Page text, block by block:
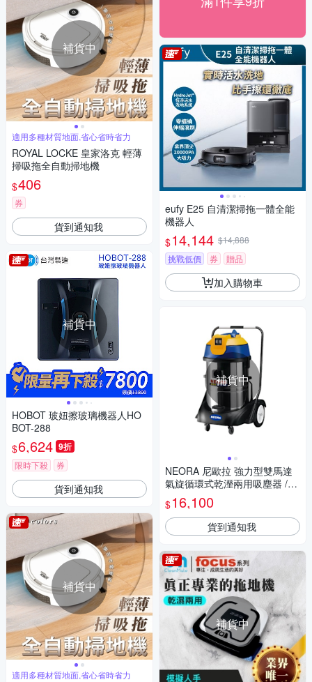
補貨中
適用多種材質地面,省心省時省力
ROYAL LOCKE 皇家洛克 輕薄
掃吸拖全自動掃地機
$406
券
貨到通知我
補貨中
HOBOT 玻妞擦玻璃機器人HO
BOT-288
$6,624 9折
限時下殺 券
貨到通知我
補貨中
適用多種材質地面,省心省時省力
eufy E25 自清潔掃拖一體全能
機器人
$14,144 $14,888
挑戰低價
券 贈品
加入購物車
補貨中
NEORA 尼歐拉 強力型雙馬達
氣旋循環式乾溼兩用吸塵器 /台
AS-800
$16,100
貨到通知我
補貨中